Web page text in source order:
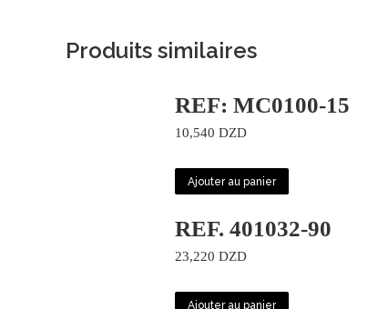
Produits similaires
REF: MC0100-15
10,540 DZD
Ajouter au panier
REF. 401032-90
23,220 DZD
Ajouter au panier